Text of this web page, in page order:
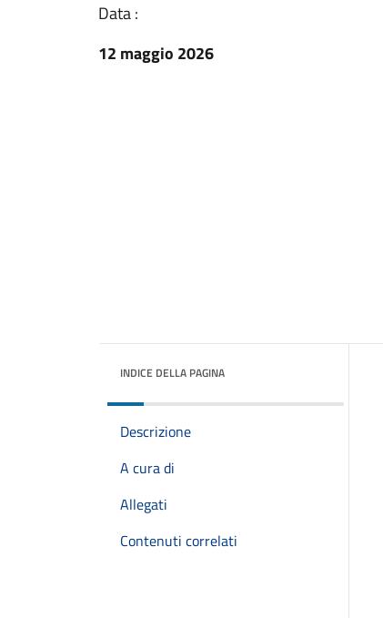
Data :
12 maggio 2026
INDICE DELLA PAGINA
Descrizione
A cura di
Allegati
Contenuti correlati